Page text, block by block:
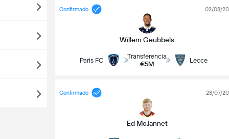
Confirmado
Willem Geubbels
02/08/
Paris FC
Transferencia
€5M
Lecce
Confirmado
Ed McJannet
28/07/